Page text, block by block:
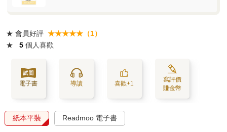
★ 會員好評 ★★★★★（1）
★
5 個人喜歡
電子書 導讀 喜歡+1
寫評價
賺金幣
紙本平裝 Readmoo 電子書